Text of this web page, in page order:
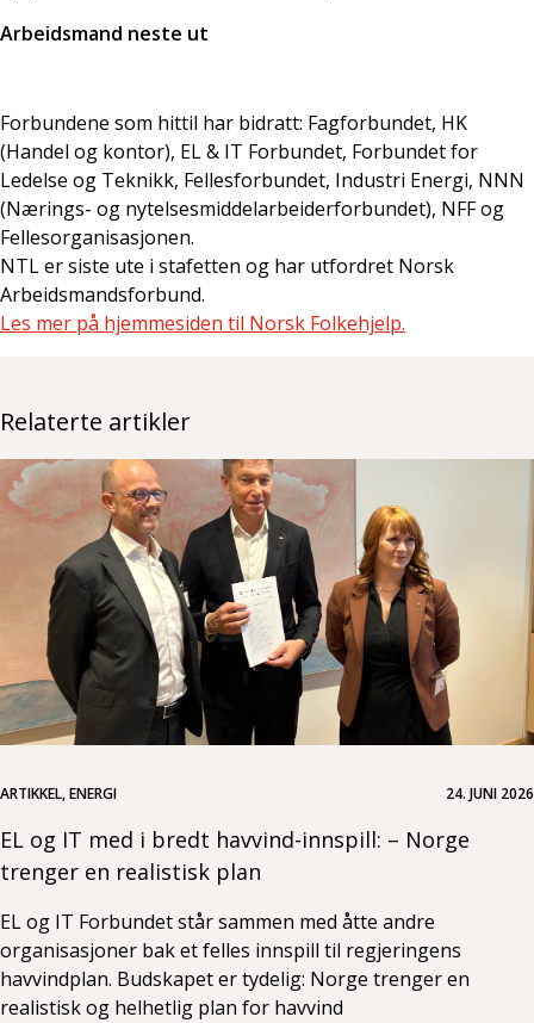
Arbeidsmand neste ut
Forbundene som hittil har bidratt: Fagforbundet, HK
(Handel og kontor), EL & IT Forbundet, Forbundet for
Ledelse og Teknikk, Fellesforbundet, Industri Energi, NNN
(Nærings- og nytelsesmiddelarbeiderforbundet), NFF og
Fellesorganisasjonen.
NTL er siste ute i stafetten og har utfordret Norsk
Arbeidsmandsforbund.
Les mer på hjemmesiden til Norsk Folkehjelp.
Relaterte artikler
ARTIKKEL, ENERGI 24. JUNI 2026
EL og IT med i bredt havvind-innspill: – Norge
trenger en realistisk plan
EL og IT Forbundet står sammen med åtte andre
organisasjoner bak et felles innspill til regjeringens
havvindplan. Budskapet er tydelig: Norge trenger en
realistisk og helhetlig plan for havvind